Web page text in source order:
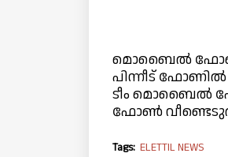
മൊബൈൽ ഫോൺ
പിന്നീട്
ടീം മൊബൈൽ
ഫോൺ
Tags: ELETTIL NEWS